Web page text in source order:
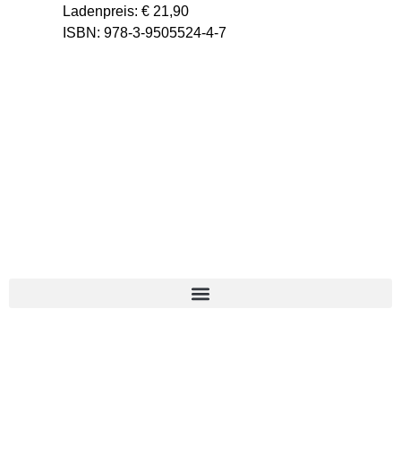
Ladenpreis: € 21,90
ISBN: 978-3-9505524-4-7